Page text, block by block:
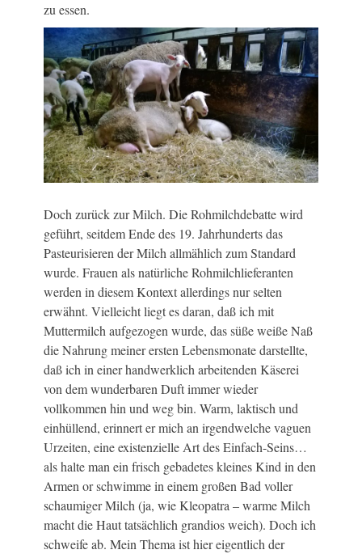
zu essen.
Doch zurück zur Milch. Die Rohmilchdebatte wird
geführt, seitdem Ende des 19. Jahrhunderts das
Pasteurisieren der Milch allmählich zum Standard
wurde. Frauen als natürliche Rohmilchlieferanten
werden in diesem Kontext allerdings nur selten
erwähnt. Vielleicht liegt es daran, daß ich mit
Muttermilch aufgezogen wurde, das süße weiße Naß
die Nahrung meiner ersten Lebensmonate darstellte,
daß ich in einer handwerklich arbeitenden Käserei
von dem wunderbaren Duft immer wieder
vollkommen hin und weg bin. Warm, laktisch und
einhüllend, erinnert er mich an irgendwelche vaguen
Urzeiten, eine existenzielle Art des Einfach-Seins…
als halte man ein frisch gebadetes kleines Kind in den
Armen or schwimme in einem großen Bad voller
schaumiger Milch (ja, wie Kleopatra – warme Milch
macht die Haut tatsächlich grandios weich). Doch ich
schweife ab. Mein Thema ist hier eigentlich der